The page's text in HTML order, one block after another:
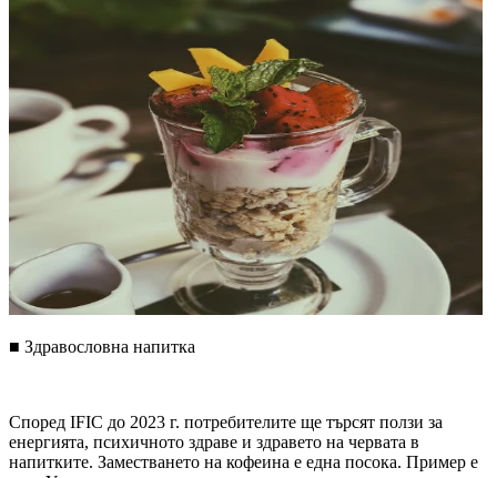
■ Здравословна напитка
Според IFIC до 2023 г. потребителите ще търсят ползи за
енергията, психичното здраве и здравето на червата в
напитките. Заместването на кофеина е една посока. Пример е